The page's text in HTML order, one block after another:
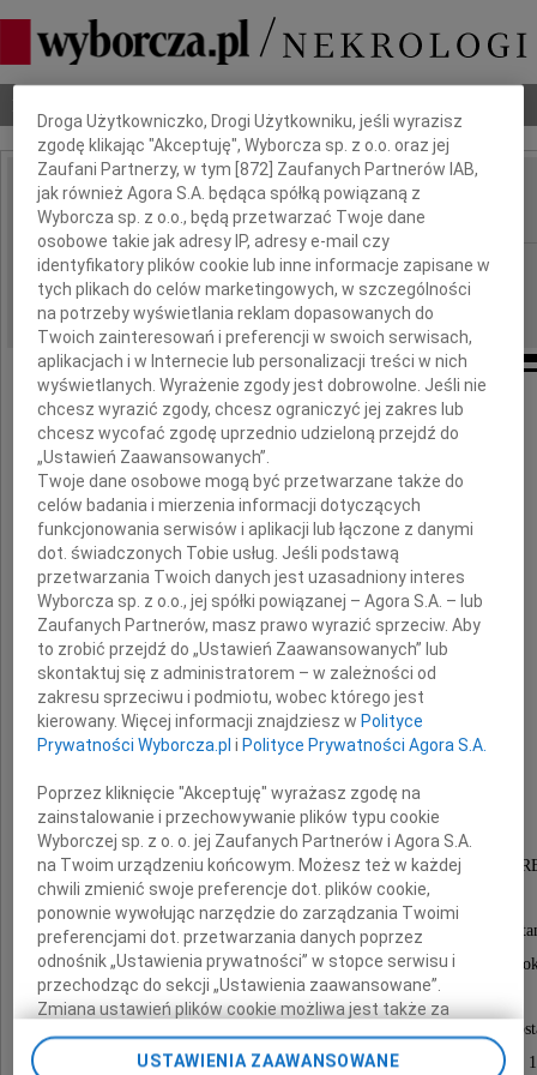
IMIĘ I NAZWISKO: Adam Krajewski
REGION: Kraków
DATA EMISJI: 09.11.2012
Odszedłeś, lecz w sercach naszych
Adam Krajewski
Współzałożyciel i wieloletni wiceprezes
Stowarzyszenia Pomocy Polakom na Wschodzie
Przeżywszy lat 88, opatrzony świętymi
odszedł od nas na zawsze dnia 5 listopada 2012
Msza święta żałobna przy Zmarłym odprawiona
w poniedziałek, 12 listopada 2012 roku, o godzinie
Dbamy o Twoją prywatność
Droga Użytkowniczko, Drogi Użytkowniku, jeśli wyrazisz
zgodę klikając "Akceptuję", Wyborcza sp. z o.o. oraz jej
Zaufani Partnerzy, w tym [872] Zaufanych Partnerów IAB,
jak również Agora S.A. będąca spółką powiązaną z
Wyborcza sp. z o.o., będą przetwarzać Twoje dane
osobowe takie jak adresy IP, adresy e-mail czy
identyfikatory plików cookie lub inne informacje zapisane w
tych plikach do celów marketingowych, w szczególności
na potrzeby wyświetlania reklam dopasowanych do
Twoich zainteresowań i preferencji w swoich serwisach,
aplikacjach i w Internecie lub personalizacji treści w nich
wyświetlanych. Wyrażenie zgody jest dobrowolne. Jeśli nie
chcesz wyrazić zgody, chcesz ograniczyć jej zakres lub
chcesz wycofać zgodę uprzednio udzieloną przejdź do
„Ustawień Zaawansowanych”.
Twoje dane osobowe mogą być przetwarzane także do
celów badania i mierzenia informacji dotyczących
funkcjonowania serwisów i aplikacji lub łączone z danymi
dot. świadczonych Tobie usług. Jeśli podstawą
przetwarzania Twoich danych jest uzasadniony interes
Wyborcza sp. z o.o., jej spółki powiązanej – Agora S.A. – lub
Zaufanych Partnerów, masz prawo wyrazić sprzeciw. Aby
to zrobić przejdź do „Ustawień Zaawansowanych” lub
skontaktuj się z administratorem – w zależności od
zakresu sprzeciwu i podmiotu, wobec którego jest
kierowany. Więcej informacji znajdziesz wPolityce
Prywatności Wyborcza.pl iPolityce Prywatności Agora S.A.
Poprzez kliknięcie "Akceptuję" wyrażasz zgodę na
zainstalowanie i przechowywanie plików typu cookie
Wyborczej sp. z o. o. jej Zaufanych Partnerów i Agora S.A.
na Twoim urządzeniu końcowym. Możesz też w każdej
chwili zmienić swoje preferencje dot. plików cookie,
ponownie wywołując narzędzie do zarządzania Twoimi
preferencjami dot. przetwarzania danych poprzez
odnośnik „Ustawienia prywatności” w stopce serwisu i
przechodząc do sekcji „Ustawienia zaawansowane”.
Zmiana ustawień plików cookie możliwa jest także za
pomocą ustawień przeglądarki.
USTAWIENIA ZAAWANSOWANE